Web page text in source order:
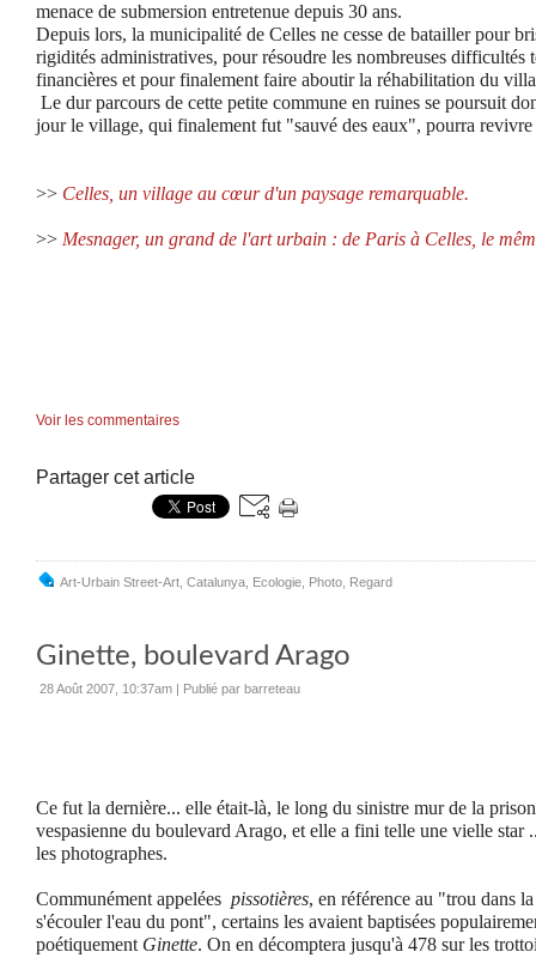
menace de submersion entretenue depuis 30 ans.
Depuis lors, la municipalité de Celles ne cesse de batailler pour
rigidités administratives, pour résoudre les nombreuses difficultés
financières et pour finalement faire aboutir la réhabilitation du
Le dur parcours de cette petite commune en ruines se poursuit
jour le village, qui finalement fut "sauvé des eaux", pourra revivre
>> Celles, un village au cœur d'un paysage remarquable.
>> Mesnager, un grand de l'art urbain : de Paris à Celles, le
Voir les commentaires
Partager cet article
Art-Urbain Street-Art Catalunya Ecologie Photo Regard
Ginette, boulevard Arago
28 Août 2007, 10:37am | Publié par barreteau
Ce fut la dernière... elle était-là, le long du sinistre mur de la
vespasienne du boulevard Arago, et elle a fini telle une vielle star
les photographes.
Communément appelées pissotières, en référence au "trou dans
s'écouler l'eau du pont", certains les avaient baptisées
poétiquement Ginette. On en décomptera jusqu'à 478 sur les